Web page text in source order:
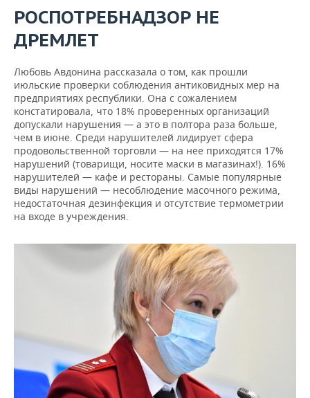
РОСПОТРЕБНАДЗОР НЕ
ДРЕМЛЕТ
Любовь Авдонина рассказала о том, как прошли
июльские проверки соблюдения антиковидных мер на
предприятиях республики. Она с сожалением
констатировала, что 18% проверенных организаций
допускали нарушения — а это в полтора раза больше,
чем в июне. Среди нарушителей лидирует сфера
продовольственной торговли — на нее приходятся 17%
нарушений (товарищи, носите маски в магазинах!). 16%
нарушителей — кафе и рестораны. Самые популярные
виды нарушений — несоблюдение масочного режима,
недостаточная дезинфекция и отсутствие термометрии
на входе в учреждения.